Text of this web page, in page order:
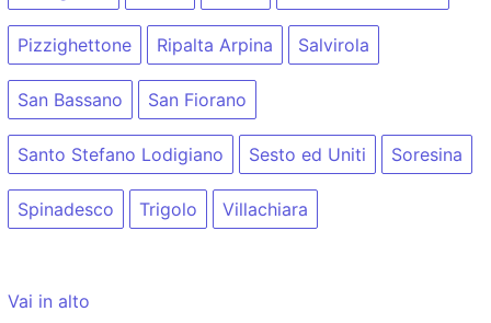
Pizzighettone Ripalta Arpina Salvirola
San Bassano San Fiorano
Santo Stefano Lodigiano Sesto ed Uniti Soresina
Spinadesco Trigolo Villachiara
Vai in alto